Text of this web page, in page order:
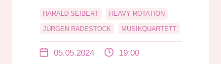
HARALD SEIBERT HEAVY ROTATION
JÜRGEN RADESTOCK MUSIKQUARTETT
ZEITMASCHINE
05.05.2024 19:00